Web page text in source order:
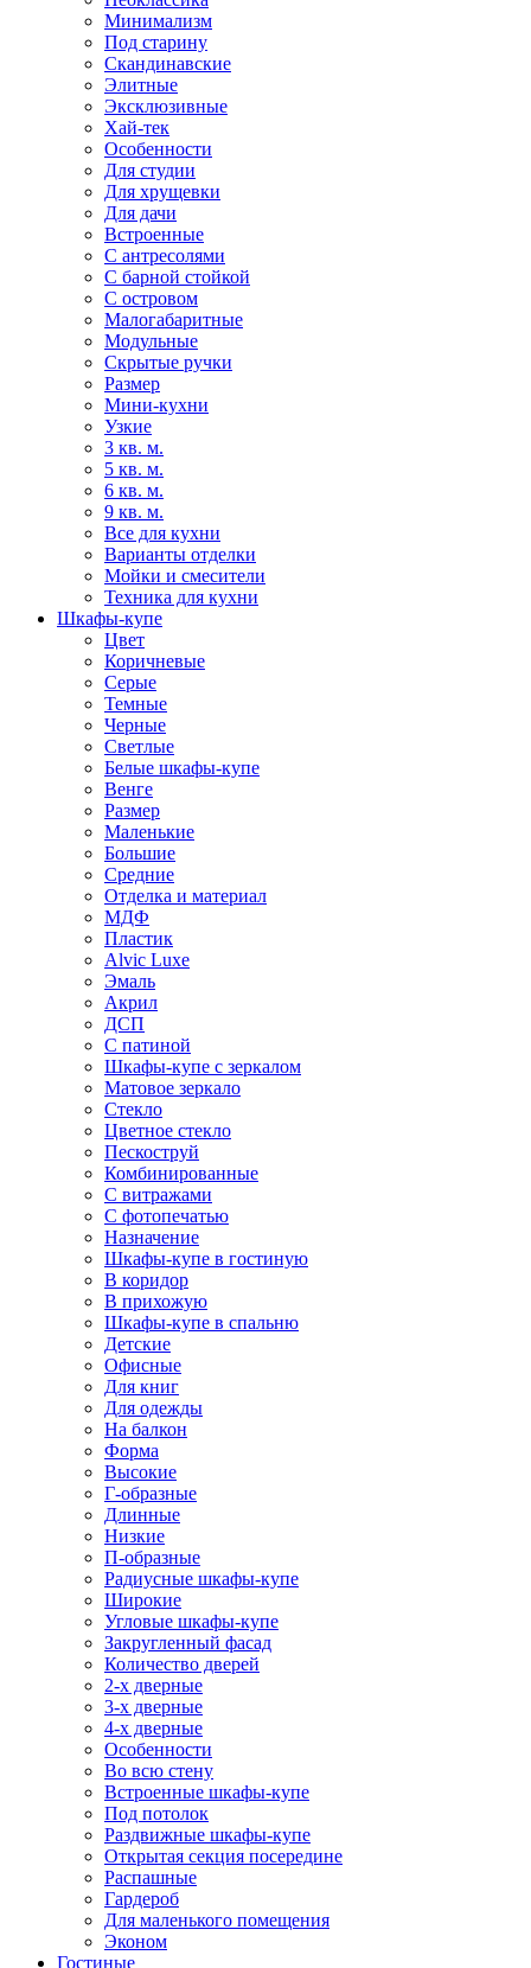
Минимализм
Под старину
Скандинавские
Элитные
Эксклюзивные
Хай-тек
Особенности
Для студии
Для хрущевки
Для дачи
Встроенные
С антресолями
С барной стойкой
С островом
Малогабаритные
Модульные
Скрытые ручки
Размер
Мини-кухни
Узкие
3 кв. м.
5 кв. м.
6 кв. м.
9 кв. м.
Все для кухни
Варианты отделки
Мойки и смесители
Техника для кухни
Шкафы-купе
Цвет
Коричневые
Серые
Темные
Черные
Светлые
Белые шкафы-купе
Венге
Размер
Маленькие
Большие
Средние
Отделка и материал
МДФ
Пластик
Alvic Luxe
Эмаль
Акрил
ДСП
С патиной
Шкафы-купе с зеркалом
Матовое зеркало
Стекло
Цветное стекло
Пескоструй
Комбинированные
С витражами
С фотопечатью
Назначение
Шкафы-купе в гостиную
В коридор
В прихожую
Шкафы-купе в спальню
Детские
Офисные
Для книг
Для одежды
На балкон
Форма
Высокие
Г-образные
Длинные
Низкие
П-образные
Радиусные шкафы-купе
Широкие
Угловые шкафы-купе
Закругленный фасад
Количество дверей
2-х дверные
3-х дверные
4-х дверные
Особенности
Во всю стену
Встроенные шкафы-купе
Под потолок
Раздвижные шкафы-купе
Открытая секция посередине
Распашные
Гардероб
Для маленького помещения
Эконом
Гостиные